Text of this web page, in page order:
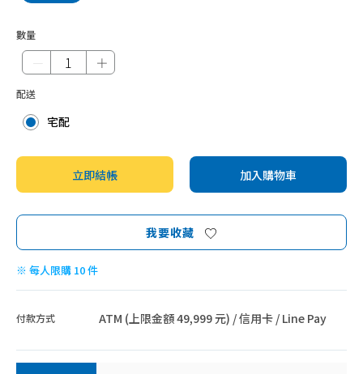
品
水管
水管疏通
防水噴霧
數量
＋
配送
宅配
立即結帳 加入購物車
我要收藏
※ 每人限購 10 件
付款方式 ATM (上限金額 49,999 元) / 信用卡 / Line Pay